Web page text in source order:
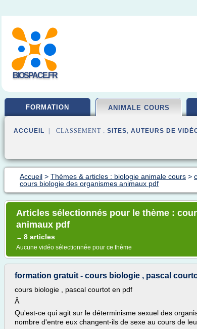
BIOSPACE.FR
FORMATION ANIMALE COURS
ACCUEIL | CLASSEMENT : SITES, AUTEURS DE
Accueil > Thèmes & articles : biologie animale cours >
cours biologie des organismes animaux pdf
Articles sélectionnés pour le thème :
animaux pdf
→ 8 articles
Aucune vidéo sélectionnée pour ce thème
formation gratuit - cours biologie , pascal
cours biologie , pascal courtot en pdf
Â
Qu'est-ce qui agit sur le déterminisme sexuel des
nombre d'entre eux changent-ils de sexe au cours de